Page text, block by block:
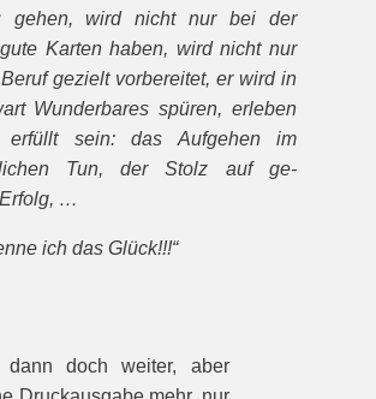
gehen, wird nicht nur bei der
Karten haben, wird nicht nur
gezielt vorbereitet, er wird in
Wunderbares spüren, erleben
erfüllt sein: das Aufgehen im
Tun, der Stolz auf ge­
…
ich das Glück!!!“
dann doch weiter, aber